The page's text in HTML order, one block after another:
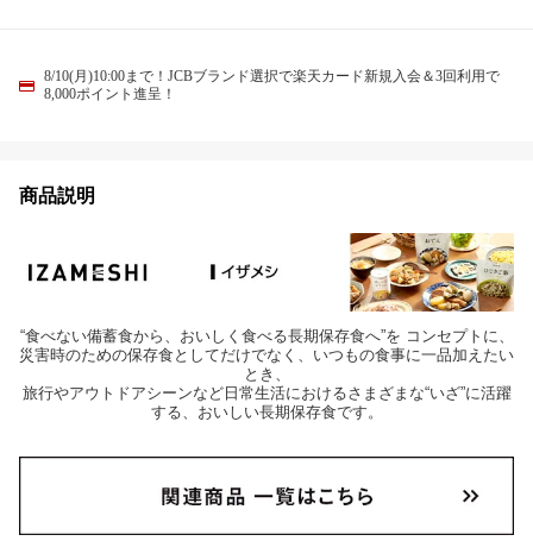
8/10(月)10:00まで！JCBブランド選択で楽天カード新規入会＆3回利用で
8,000ポイント進呈！
商品説明
“食べない備蓄食から、おいしく食べる長期保存食へ”を コンセプトに、
災害時のための保存食としてだけでなく、いつもの食事に一品加えたい
とき、
旅行やアウトドアシーンなど日常生活におけるさまざまな“いざ”に活躍
する、おいしい長期保存食です。